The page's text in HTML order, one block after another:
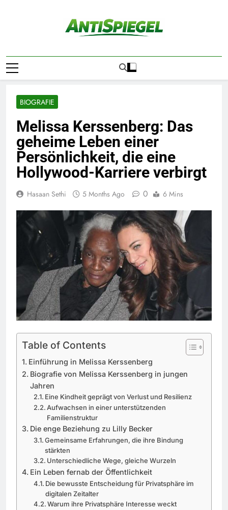
ANTI SPIEGEL
BIOGRAFIE
Melissa Kerssenberg: Das
geheime Leben einer
Persönlichkeit, die eine
Hollywood-Karriere verbirgt
Hasaan Sethi 5 Months Ago 0 6 Mins
Table of Contents
Einführung in Melissa Kerssenberg
Biografie von Melissa Kerssenberg in jungen
Jahren
Eine Kindheit geprägt von Verlust und Resilienz
Aufwachsen in einer unterstützenden
Familienstruktur
Die enge Beziehung zu Lilly Becker
Gemeinsame Erfahrungen, die ihre Bindung
stärkten
Unterschiedliche Wege, gleiche Wurzeln
Ein Leben fernab der Öffentlichkeit
Die bewusste Entscheidung für Privatsphäre im
digitalen Zeitalter
Warum ihre Privatsphäre Interesse weckt